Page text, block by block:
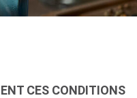
CES CONDITIONS